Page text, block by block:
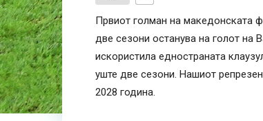
Првиот голман на македонската
две сезони останува на голот на
искористила едностраната
уште две сезони. Нашиот
2028 година.